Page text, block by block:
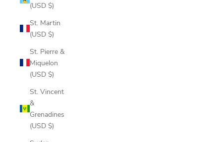
(USD $)
St. Martin
(USD $)
St. Pierre &
Miquelon
(USD $)
St. Vincent
&
Grenadines
(USD $)